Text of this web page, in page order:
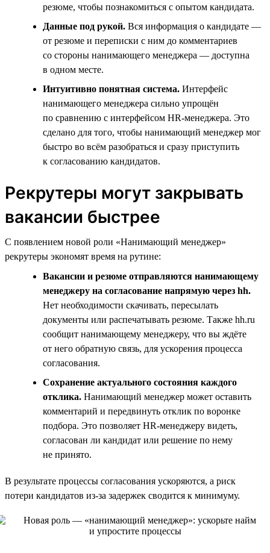
резюме, чтобы познакомиться с опытом кандидата.
Данные под рукой. Вся информация о кандидате —
от резюме и переписки с ним до комментариев
со стороны нанимающего менеджера — доступна
в одном месте.
Интуитивно понятная система. Интерфейс
нанимающего менеджера сильно упрощён
по сравнению с интерфейсом HR-менеджера. Это
сделано для того, чтобы нанимающий менеджер мог
быстро во всём разобраться и сразу приступить
к согласованию кандидатов.
Рекрутеры могут закрывать
вакансии быстрее
С появлением новой роли «Нанимающий менеджер»
рекрутеры экономят время на рутине:
Вакансии и резюме отправляются нанимающему
менеджеру на согласование напрямую через hh.
Нет необходимости скачивать, пересылать
документы или распечатывать резюме. Также hh.ru
сообщит нанимающему менеджеру, что вы ждёте
от него обратную связь, для ускорения процесса
согласования.
Сохранение актуального состояния каждого
отклика. Нанимающий менеджер может оставить
комментарий и передвинуть отклик по воронке
подбора. Это позволяет HR-менеджеру видеть,
согласован ли кандидат или решение по нему
не принято.
В результате процессы согласования ускоряются, а риск
потери кандидатов из-за задержек сводится к минимуму.